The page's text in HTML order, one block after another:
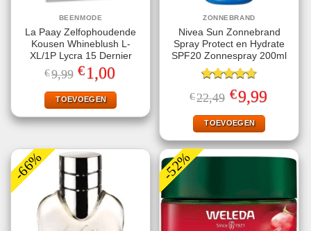
BEENMODE
La Paay Zelfophoudende
Kousen Whineblush L-
XL/1P Lycra 15 Dernier
€9,99 Oorspronkelijke
prijs
was:
€9,99.
€1,00
is:
€1,00.
TOEVOEGEN
ZONNEBRAND
Nivea Sun Zonnebrand
Spray Protect en Hydrate
SPF20 Zonnespray 200ml
Gewaardeerd
4.67uit 5
€22,49 Oorspronkelijke
prijs
was:
€22,49.
€9,99Huidige
prijs
TOEVOEGEN
-66% -52%